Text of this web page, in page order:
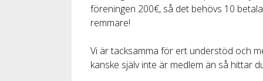
föreningen 200€, så det behövs 10
remmare!
Vi är tacksamma för ert understöd och
kanske själv inte är medlem än så hittar